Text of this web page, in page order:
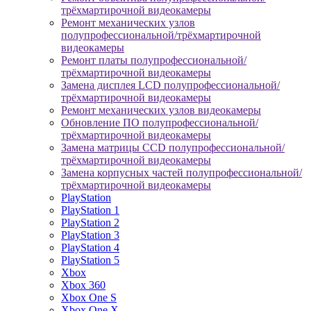
трёхмартирочной видеокамеры
Ремонт механических узлов
полупрофессиональной/трёхмартирочной
видеокамеры
Ремонт платы полупрофессиональной/
трёхмартирочной видеокамеры
Замена дисплея LCD полупрофессиональной/
трёхмартирочной видеокамеры
Ремонт механических узлов видеокамеры
Обновление ПО полупрофессиональной/
трёхмартирочной видеокамеры
Замена матрицы CCD полупрофессиональной/
трёхмартирочной видеокамеры
Замена корпусных частей полупрофессиональной/
трёхмартирочной видеокамеры
PlayStation
PlayStation 1
PlayStation 2
PlayStation 3
PlayStation 4
PlayStation 5
Xbox
Xbox 360
Xbox One S